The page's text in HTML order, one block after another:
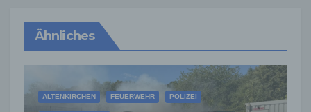
Ähnliches
ALTENKIRCHEN FEUERWEHR POLIZEI